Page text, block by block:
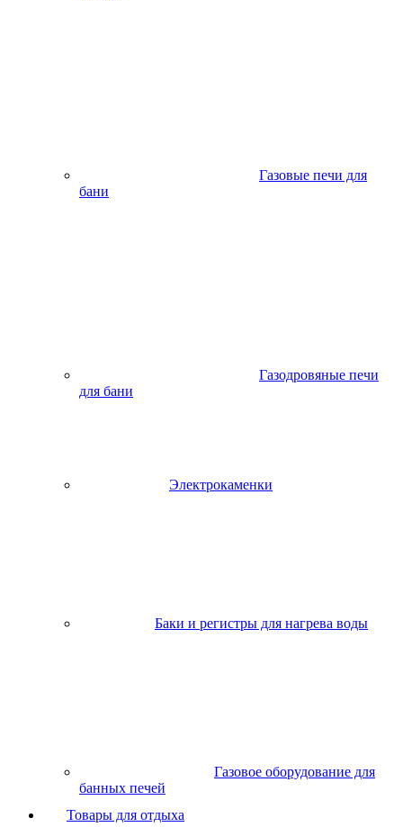
Газовые печи для
бани
Газодровяные печи
для бани
Электрокаменки
Баки и регистры для нагрева воды
Газовое оборудование для
банных печей
Товары для отдыха